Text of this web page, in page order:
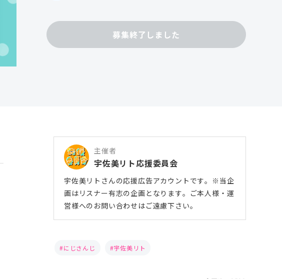
募集終了しました
主催者
宇佐美リト応援委員会
宇佐美リトさんの応援広告アカウントです。※当企
画はリスナー有志の企画となります。ご本人様・運
営様へのお問い合わせはご遠慮下さい。
にじさんじ 宇佐美リト